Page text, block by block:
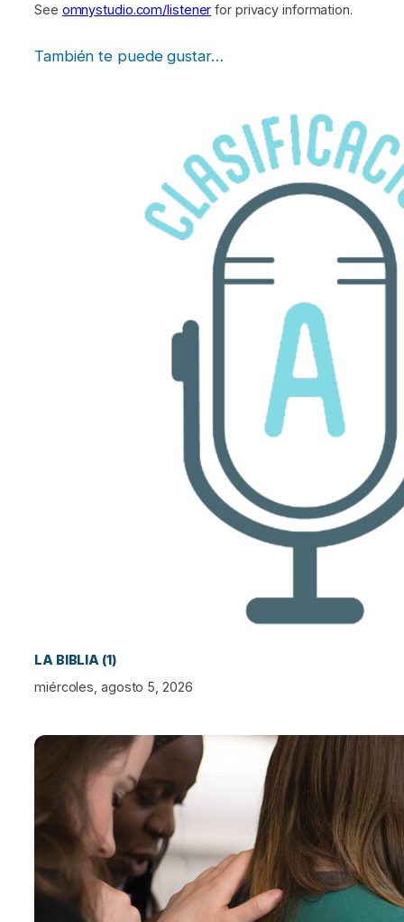
See omnystudio.com/listener for privacy information.
También te puede gustar…
LA BIBLIA (1)
miércoles, agosto 5, 2026